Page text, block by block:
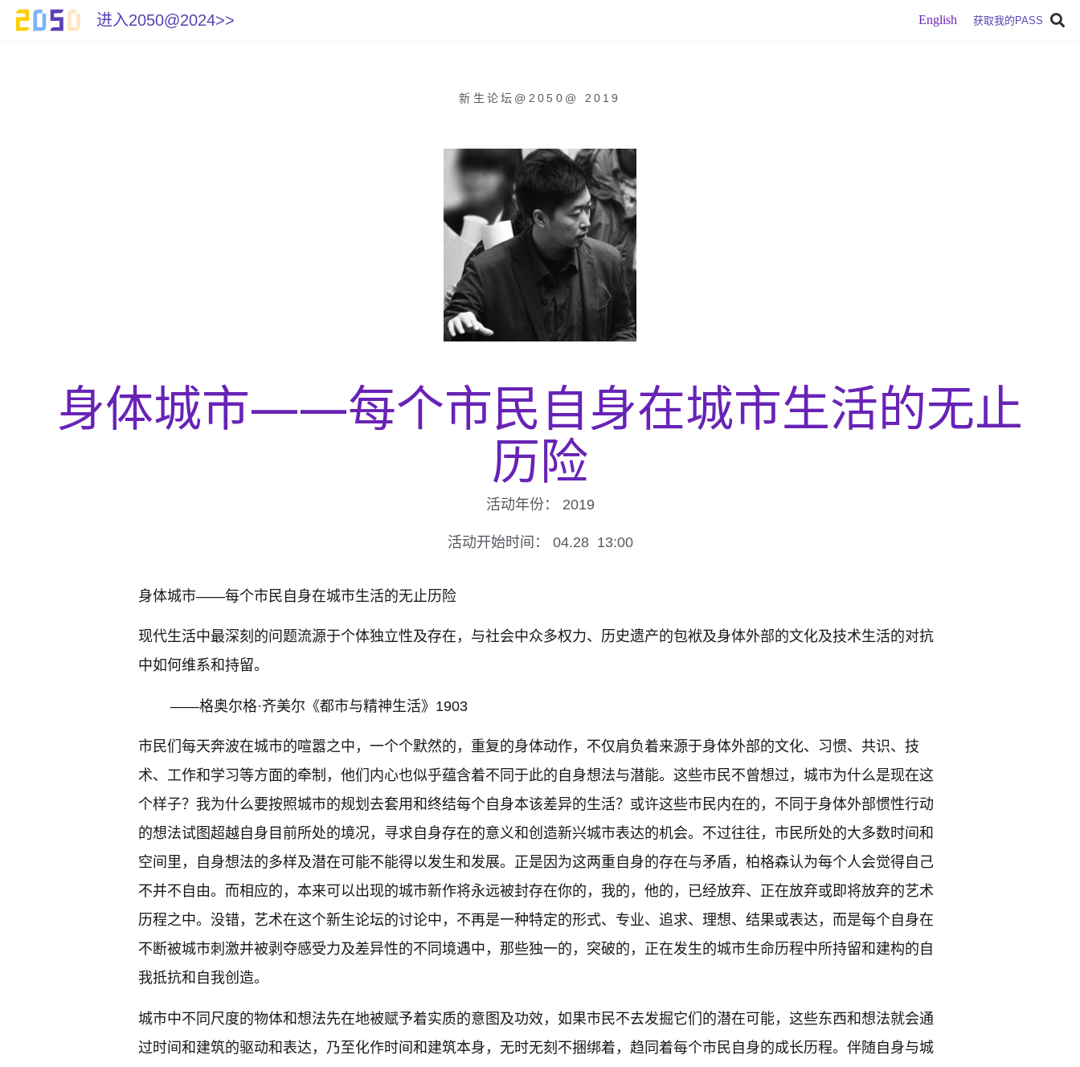
进入2050@2024>> English 获取我的PASS
新生论坛@2050 @ 2019
身体城市——每个市民自身在城市生活的无止
历险
活动年份： 2019
活动开始时间： 04.28 13:00
身体城市——每个市民自身在城市生活的无止历险
现代生活中最深刻的问题流源于个体独立性及存在，与社会中众多权力、历史遗产的包袱及身体外部的文化及技术生活的对抗
中如何维系和持留。
——格奥尔格·齐美尔《都市与精神生活》1903
市民们每天奔波在城市的喧嚣之中，一个个默然的，重复的身体动作，不仅肩负着来源于身体外部的文化、习惯、共识、技
术、工作和学习等方面的牵制，他们内心也似乎蕴含着不同于此的自身想法与潜能。这些市民不曾想过，城市为什么是现在这
个样子？我为什么要按照城市的规划去套用和终结每个自身本该差异的生活？或许这些市民内在的，不同于身体外部惯性行动
的想法试图超越自身目前所处的境况，寻求自身存在的意义和创造新兴城市表达的机会。不过往往，市民所处的大多数时间和
空间里，自身想法的多样及潜在可能不能得以发生和发展。正是因为这两重自身的存在与矛盾，柏格森认为每个人会觉得自己
不并不自由。而相应的，本来可以出现的城市新作将永远被封存在你的，我的，他的，已经放弃、正在放弃或即将放弃的艺术
历程之中。没错，艺术在这个新生论坛的讨论中，不再是一种特定的形式、专业、追求、理想、结果或表达，而是每个自身在
不断被城市刺激并被剥夺感受力及差异性的不同境遇中，那些独一的，突破的，正在发生的城市生命历程中所持留和建构的自
我抵抗和自我创造。
城市中不同尺度的物体和想法先在地被赋予着实质的意图及功效，如果市民不去发掘它们的潜在可能，这些东西和想法就会通
过时间和建筑的驱动和表达，乃至化作时间和建筑本身，无时无刻不捆绑着，趋同着每个市民自身的成长历程。伴随自身与城